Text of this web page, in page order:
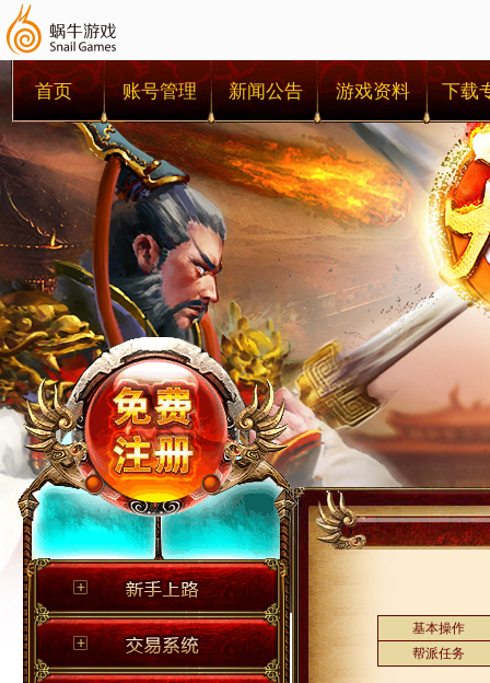
首页 账号管理 新闻公告 游戏资料 下载
基本操作
帮派任务